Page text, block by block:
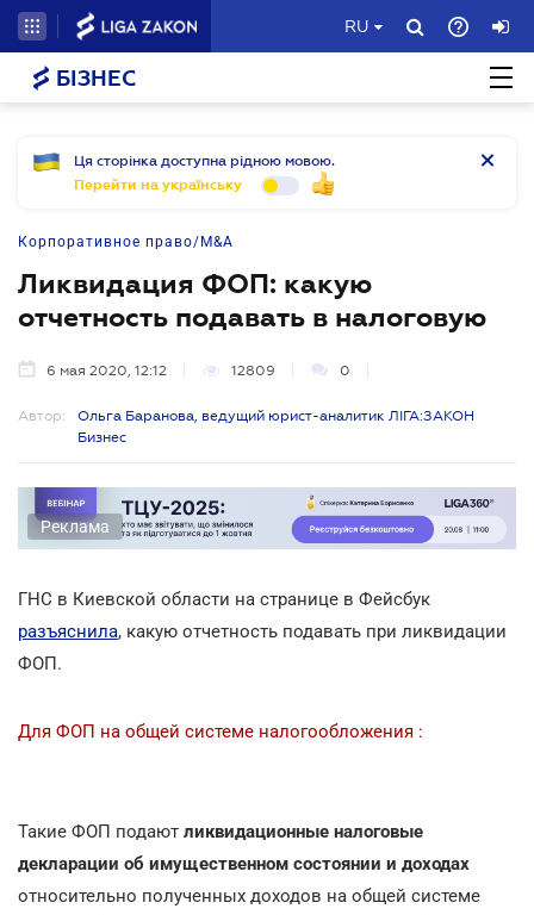
RU
БІЗНЕС
Ця сторінка доступна рідною мовою.
Перейти на українську
Корпоративное право/M&A
Ликвидация ФОП: какую
отчетность подавать в налоговую
6 мая 2020, 12:12 12809 0
Автор:
Ольга Баранова, ведущий юрист-аналитик ЛІГА:ЗАКОН
Бизнес
Реклама
ГНС в Киевской области на странице в Фейсбук
разъяснила, какую отчетность подавать при ликвидации
ФОП.
Для ФОП на общей системе налогообложения :
Такие ФОП подают ликвидационные налоговые
декларации об имущественном состоянии и доходах
относительно полученных доходов на общей системе